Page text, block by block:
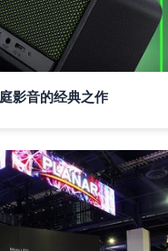
影音的经典之作